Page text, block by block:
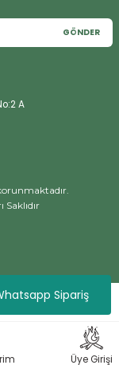
Sipariş
Üye Girişi
GÖNDER
A